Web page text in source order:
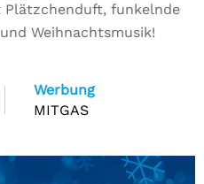
Plätzchenduft, funkelnde
Weihnachtsmusik!
Werbung
MITGAS